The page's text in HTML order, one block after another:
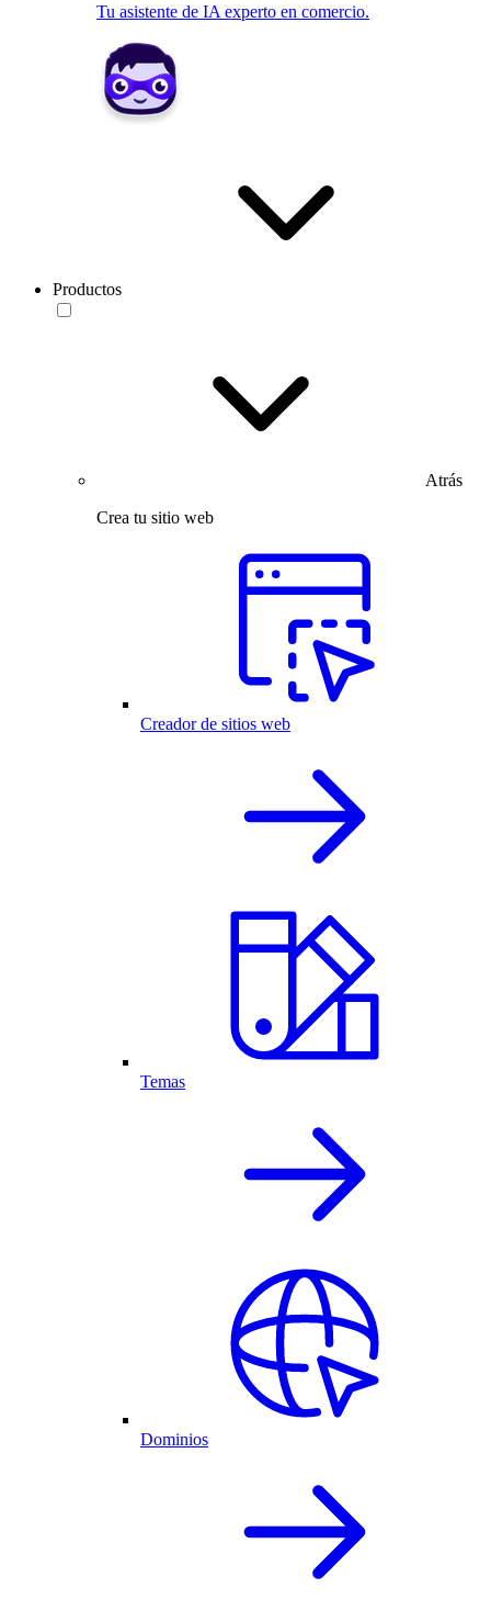
Tu asistente de IA experto en comercio.
Productos
Atrás
Crea tu sitio web
Creador de sitios web
Temas
Dominios